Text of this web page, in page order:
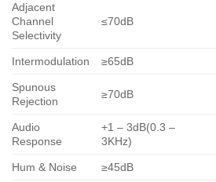
Adjacent
Channel
Selectivity
≤70dB
Intermodulation ≥65dB
Spunous
Rejection
≥70dB
Audio
Response
+1 – 3dB(0.3 –
3KHz)
Hum & Noise ≥45dB